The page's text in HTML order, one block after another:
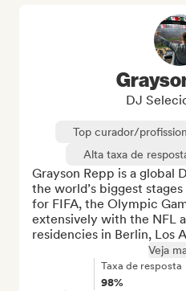
DJ
Top curador/
Alta taxa de
Grayson Repp is a global
the world’s biggest
for FIFA, the Olympic
extensively with the NFL
residencies in Berlin, Los
Veja
Taxa de resposta
98%